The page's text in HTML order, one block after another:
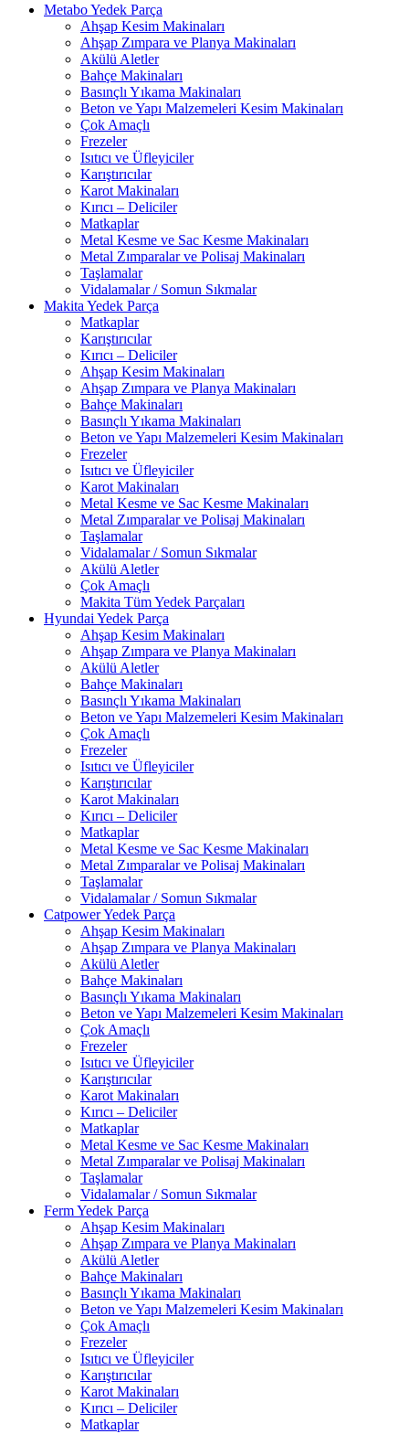
Metabo Yedek Parça
Ahşap Kesim Makinaları
Ahşap Zımpara ve Planya Makinaları
Akülü Aletler
Bahçe Makinaları
Basınçlı Yıkama Makinaları
Beton ve Yapı Malzemeleri Kesim Makinaları
Çok Amaçlı
Frezeler
Isıtıcı ve Üfleyiciler
Karıştırıcılar
Karot Makinaları
Kırıcı – Deliciler
Matkaplar
Metal Kesme ve Sac Kesme Makinaları
Metal Zımparalar ve Polisaj Makinaları
Taşlamalar
Vidalamalar / Somun Sıkmalar
Makita Yedek Parça
Matkaplar
Karıştırıcılar
Kırıcı – Deliciler
Ahşap Kesim Makinaları
Ahşap Zımpara ve Planya Makinaları
Bahçe Makinaları
Basınçlı Yıkama Makinaları
Beton ve Yapı Malzemeleri Kesim Makinaları
Frezeler
Isıtıcı ve Üfleyiciler
Karot Makinaları
Metal Kesme ve Sac Kesme Makinaları
Metal Zımparalar ve Polisaj Makinaları
Taşlamalar
Vidalamalar / Somun Sıkmalar
Akülü Aletler
Çok Amaçlı
Makita Tüm Yedek Parçaları
Hyundai Yedek Parça
Ahşap Kesim Makinaları
Ahşap Zımpara ve Planya Makinaları
Akülü Aletler
Bahçe Makinaları
Basınçlı Yıkama Makinaları
Beton ve Yapı Malzemeleri Kesim Makinaları
Çok Amaçlı
Frezeler
Isıtıcı ve Üfleyiciler
Karıştırıcılar
Karot Makinaları
Kırıcı – Deliciler
Matkaplar
Metal Kesme ve Sac Kesme Makinaları
Metal Zımparalar ve Polisaj Makinaları
Taşlamalar
Vidalamalar / Somun Sıkmalar
Catpower Yedek Parça
Ahşap Kesim Makinaları
Ahşap Zımpara ve Planya Makinaları
Akülü Aletler
Bahçe Makinaları
Basınçlı Yıkama Makinaları
Beton ve Yapı Malzemeleri Kesim Makinaları
Çok Amaçlı
Frezeler
Isıtıcı ve Üfleyiciler
Karıştırıcılar
Karot Makinaları
Kırıcı – Deliciler
Matkaplar
Metal Kesme ve Sac Kesme Makinaları
Metal Zımparalar ve Polisaj Makinaları
Taşlamalar
Vidalamalar / Somun Sıkmalar
Ferm Yedek Parça
Ahşap Kesim Makinaları
Ahşap Zımpara ve Planya Makinaları
Akülü Aletler
Bahçe Makinaları
Basınçlı Yıkama Makinaları
Beton ve Yapı Malzemeleri Kesim Makinaları
Çok Amaçlı
Frezeler
Isıtıcı ve Üfleyiciler
Karıştırıcılar
Karot Makinaları
Kırıcı – Deliciler
Matkaplar